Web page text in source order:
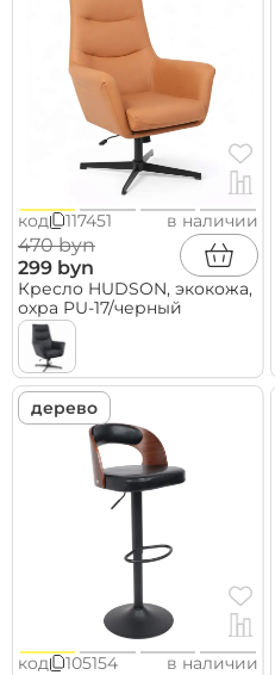
код 117451 в наличии
470 byn
299 byn
Кресло HUDSON, экокожа,
охра PU-17/черный
дерево
код 105154 в наличии